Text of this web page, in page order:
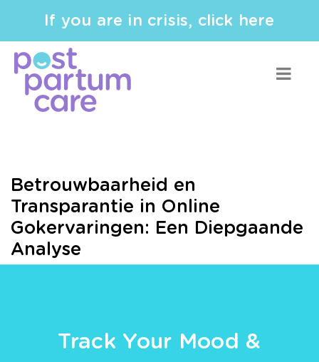
If you are in crisis, click here
Betrouwbaarheid en
Transparantie in Online
Gokervaringen: Een Diepgaande
Analyse
Track Your Mood &